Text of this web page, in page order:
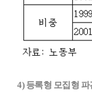
4) 등록형 모집형